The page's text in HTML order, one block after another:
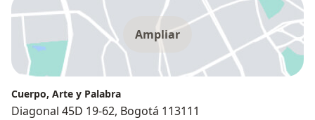
siente y actúa en el mundo. Un enfoque terapéutico
que se dirige solo al sentir, olvida que el hombre
reflexiona su experiencia y busca un sentido a ésta, y
desde esta comprensión actúa en el mundo. Por
último, una terapia que apela sólo a la voluntad del
hombre, olvida que la voluntad tiene un motivo, y que
una voluntad sin motivo, es una voluntad ciega. Por
Ampliar
Cuerpo, Arte y Palabra
Diagonal 45D 19-62, Bogotá 113111